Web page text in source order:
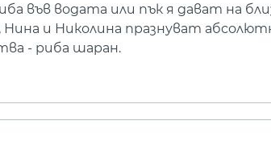
във водата или пък я дават на
и Николина празнуват
- риба шаран.